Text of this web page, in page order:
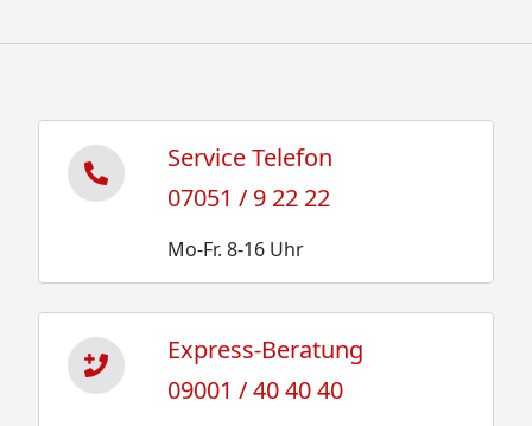
Service Telefon
07051 / 9 22 22
Mo-Fr. 8-16 Uhr
Express-Beratung
09001 / 40 40 40